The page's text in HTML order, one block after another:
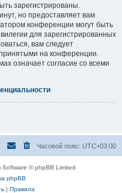
зарегистрированы.
но предоставляет вам
конференции могут быть
для зарегистрированных
вам следует
на конференции.
означает согласие со всеми
Часовой пояс: UTC+03:00
Software © phpBB Limited
phpBB
| Правила